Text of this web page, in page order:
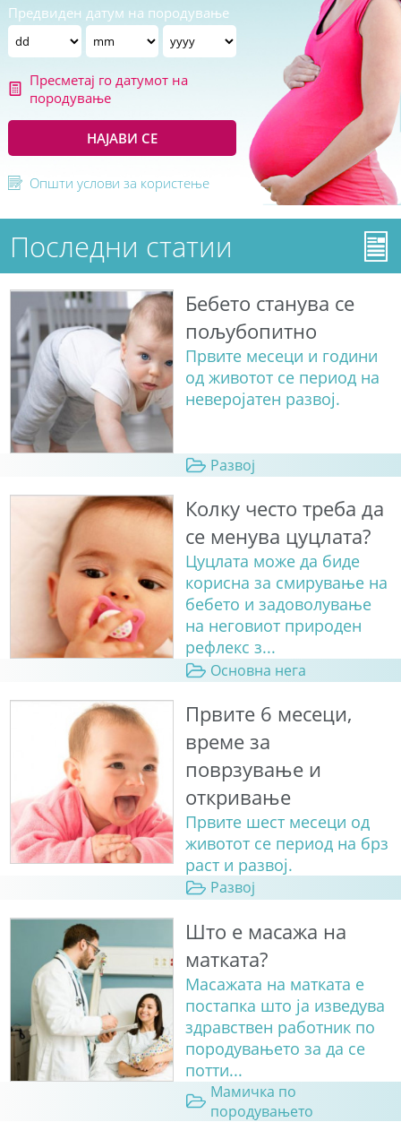
Предвиден датум на породување
Пресметај го датумот на
породување
НАЈАВИ СЕ
Општи услови за користење
Последни статии
Бебето станува сe
пољубопитно
Првите месеци и години
од животот се период на
неверојатен развој.
Развој
Колку често треба да
се менува цуцлата?
Цуцлата може да биде
корисна за смирување на
бебето и задоволување
на неговиот природен
рефлекс з...
Основна нега
Првите 6 месеци,
време за
поврзување и
откривање
Првите шест месеци од
животот се период на брз
раст и развој.
Развој
Што е масажа на
матката?
Масажата на матката е
постапка што ја изведува
здравствен работник по
породувањето за да се
потти...
Мамичка по
породувањето